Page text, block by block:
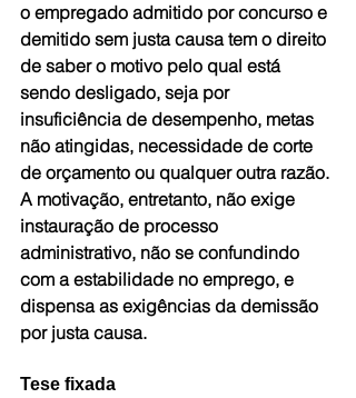
o empregado admitido por concurso e
demitido sem justa causa tem o direito
de saber o motivo pelo qual está
sendo desligado, seja por
insuficiência de desempenho, metas
não atingidas, necessidade de corte
de orçamento ou qualquer outra razão.
A motivação, entretanto, não exige
instauração de processo
administrativo, não se confundindo
com a estabilidade no emprego, e
dispensa as exigências da demissão
por justa causa.
Tese fixada